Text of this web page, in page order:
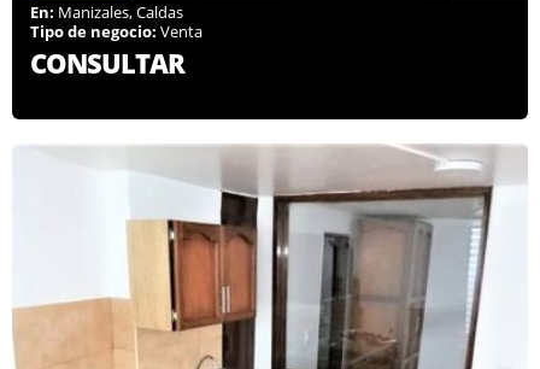
En: Manizales, Caldas
Tipo de negocio: Venta
CONSULTAR